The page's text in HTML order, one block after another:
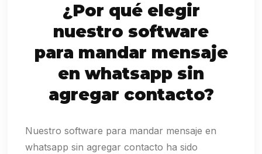
¿Por qué elegir
nuestro software
para mandar mensaje
en whatsapp sin
agregar contacto?
Nuestro software para mandar mensaje en
whatsapp sin agregar contacto ha sido